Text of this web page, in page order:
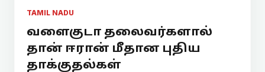
TAMIL NADU
வளைகுடா தலைவர்களால்
தான் ஈரான் மீதான புதிய
தாக்குதல்கள்